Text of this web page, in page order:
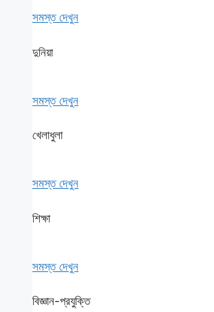
সমস্ত দেখুন
দুনিয়া
সমস্ত দেখুন
খেলাধুলা
সমস্ত দেখুন
শিক্ষা
সমস্ত দেখুন
বিজ্ঞান-প্রযুক্তি